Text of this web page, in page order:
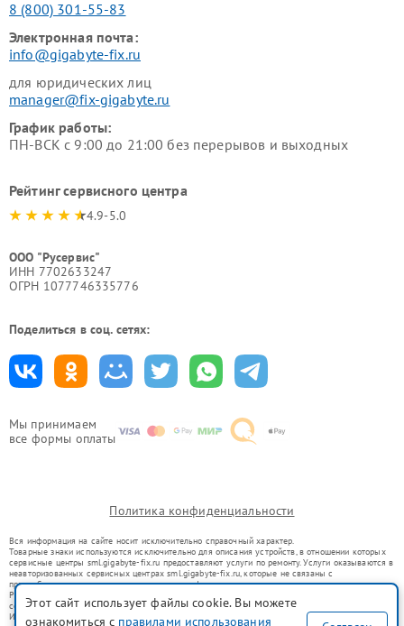
Мы принимаем
все формы оплаты
8 (800) 301-55-83
Электронная почта:
info@gigabyte-fix.ru
для юридических лиц
manager@fix-gigabyte.ru
График работы:
ПН-ВСК с 9:00 до 21:00 без перерывов и выходных
Рейтинг сервисного центра
4.9-5.0
ООО "Русервис"
ИНН 7702633247
ОГРН 1077746335776
Поделиться в соц. сетях:
Политика конфиденциальности
Вся информация на сайте носит исключительно справочный характер.
Товарные знаки используются исключительно для описания устройств, в отношении которых
сервисные центры sml.gigabyte-fix.ru предоставляют услуги по ремонту. Услуги оказываются в
неавторизованных сервисных центрах sml.gigabyte-fix.ru, которые не связаны с
правообладателями товарных знаков или их официальными представителями.
Ремонт осуществляется для устройств, уже введенных в гражданский оборот в соответствии
со статьей 1487 ГК РФ.
Использование товарных знаков не преследует цели индивидуализации услуг или введения
Этот сайт использует файлы cookie. Вы можете
ознакомиться с правилами использования